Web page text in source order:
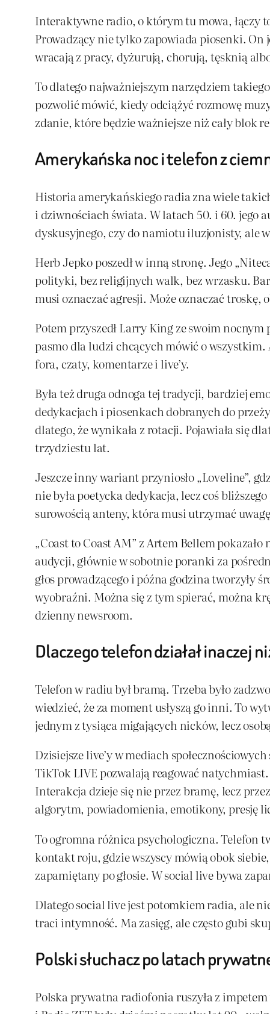
Interaktywne radio, o którym tu mowa, łączy
Prowadzący nie tylko zapowiada piosenki.
wracają z pracy, dyżurują, chorują, tęsknią
To dlatego najważniejszym narzędziem
pozwolić mówić, kiedy odciążyć rozmowę
zdanie, które będzie ważniejsze niż cały blok
Amerykańska noc i telefon z
Historia amerykańskiego radia zna wiele
i dziwnościach świata. W latach 50. i 60. jego
dyskusyjnego, czy do namiotu iluzjonisty, ale
Herb Jepko poszedł w inną stronę. Jego
polityki, bez religijnych walk, bez wrzasku.
musi oznaczać agresji. Może oznaczać
Potem przyszedł Larry King ze swoim
pasmo dla ludzi chcących mówić o
fora, czaty, komentarze i live’y.
Była też druga odnoga tej tradycji, bardziej
dedykacjach i piosenkach dobranych do
dlatego, że wynikała z rotacji. Pojawiała się
trzydziestu lat.
Jeszcze inny wariant przyniosło „Loveline”,
nie była poetycka dedykacja, lecz coś
surowością anteny, która musi utrzymać
„Coast to Coast AM” z Artem Bellem
audycji, głównie w sobotnie poranki za
głos prowadzącego i późna godzina
wyobraźni. Można się z tym spierać, można
dzienny newsroom.
Dlaczego telefon działał inaczej
Telefon w radiu był bramą. Trzeba było
wiedzieć, że za moment usłyszą go inni. To
jednym z tysiąca migających nicków, lecz
Dzisiejsze live’y w mediach
TikTok LIVE pozwalają reagować
Interakcja dzieje się nie przez bramę, lecz
algorytm, powiadomienia, emotikony, presję
To ogromna różnica psychologiczna. Telefon
kontakt roju, gdzie wszyscy mówią obok
zapamiętany po głosie. W social live bywa
Dlatego social live jest potomkiem radia, ale
traci intymność. Ma zasięg, ale często gubi
Polski słuchacz po latach
Polska prywatna radiofonia ruszyła z